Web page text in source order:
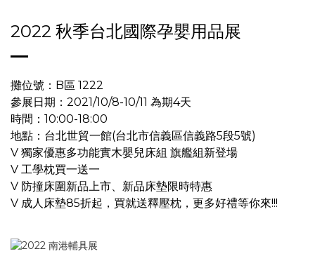
2022 秋季台北國際孕嬰用品展
攤位號：B區 1222
參展日期：2021/10/8-10/11 為期4天
時間：10:00-18:00
地點：台北世貿一館(台北市信義區信義路5段5號)
V 獨家優惠多功能實木嬰兒床組 旗艦組新登場
V 工學枕買一送一
V 防撞床圍新品上市、新品床墊限時特惠
V 成人床墊85折起，買就送釋壓枕， 更多好禮等你來!!!